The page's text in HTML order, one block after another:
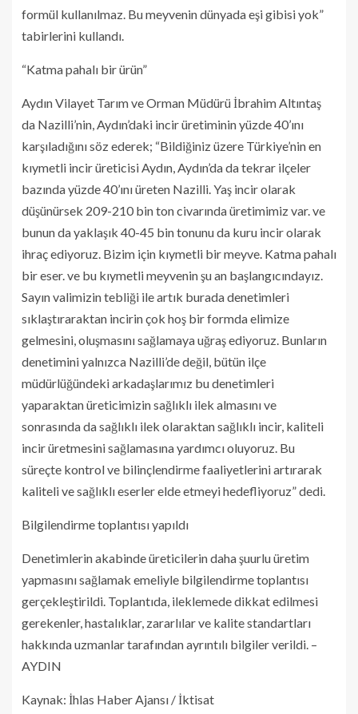
formül kullanılmaz. Bu meyvenin dünyada eşi gibisi yok”
tabirlerini kullandı.
“Katma pahalı bir ürün”
Aydın Vilayet Tarım ve Orman Müdürü İbrahim Altıntaş
da Nazilli’nin, Aydın’daki incir üretiminin yüzde 40’ını
karşıladığını söz ederek; “Bildiğiniz üzere Türkiye’nin en
kıymetli incir üreticisi Aydın, Aydın’da da tekrar ilçeler
bazında yüzde 40’ını üreten Nazilli. Yaş incir olarak
düşünürsek 209-210 bin ton civarında üretimimiz var. ve
bunun da yaklaşık 40-45 bin tonunu da kuru incir olarak
ihraç ediyoruz. Bizim için kıymetli bir meyve. Katma pahalı
bir eser. ve bu kıymetli meyvenin şu an başlangıcındayız.
Sayın valimizin tebliği ile artık burada denetimleri
sıklaştıraraktan incirin çok hoş bir formda elimize
gelmesini, oluşmasını sağlamaya uğraş ediyoruz. Bunların
denetimini yalnızca Nazilli’de değil, bütün ilçe
müdürlüğündeki arkadaşlarımız bu denetimleri
yaparaktan üreticimizin sağlıklı ilek almasını ve
sonrasında da sağlıklı ilek olaraktan sağlıklı incir, kaliteli
incir üretmesini sağlamasına yardımcı oluyoruz. Bu
süreçte kontrol ve bilinçlendirme faaliyetlerini artırarak
kaliteli ve sağlıklı eserler elde etmeyi hedefliyoruz” dedi.
Bilgilendirme toplantısı yapıldı
Denetimlerin akabinde üreticilerin daha şuurlu üretim
yapmasını sağlamak emeliyle bilgilendirme toplantısı
gerçekleştirildi. Toplantıda, ileklemede dikkat edilmesi
gerekenler, hastalıklar, zararlılar ve kalite standartları
hakkında uzmanlar tarafından ayrıntılı bilgiler verildi. –
AYDIN
Kaynak: İhlas Haber Ajansı / İktisat